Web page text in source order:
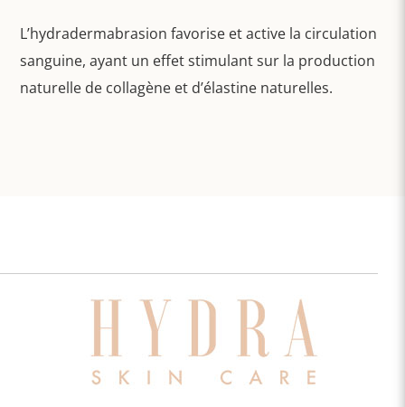
L’hydradermabrasion favorise et active la circulation
sanguine, ayant un effet stimulant sur la production
naturelle de collagène et d’élastine naturelles.